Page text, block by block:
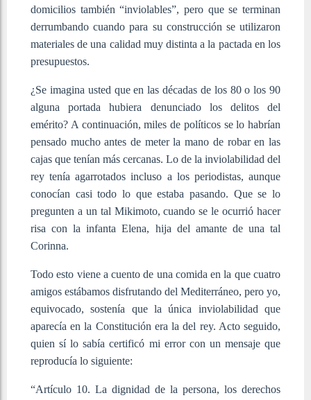
domicilios también “inviolables”, pero que se terminan
derrumbando cuando para su construcción se utilizaron
materiales de una calidad muy distinta a la pactada en los
presupuestos.
¿Se imagina usted que en las décadas de los 80 o los 90
alguna portada hubiera denunciado los delitos del
emérito? A continuación, miles de políticos se lo habrían
pensado mucho antes de meter la mano de robar en las
cajas que tenían más cercanas. Lo de la inviolabilidad del
rey tenía agarrotados incluso a los periodistas, aunque
conocían casi todo lo que estaba pasando. Que se lo
pregunten a un tal Mikimoto, cuando se le ocurrió hacer
risa con la infanta Elena, hija del amante de una tal
Corinna.
Todo esto viene a cuento de una comida en la que cuatro
amigos estábamos disfrutando del Mediterráneo, pero yo,
equivocado, sostenía que la única inviolabilidad que
aparecía en la Constitución era la del rey. Acto seguido,
quien sí lo sabía certificó mi error con un mensaje que
reproducía lo siguiente:
“Artículo 10. La dignidad de la persona, los derechos